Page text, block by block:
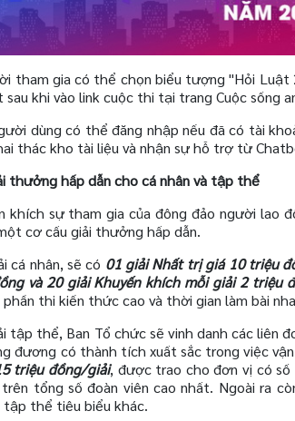
tham gia có thể chọn biểu tượng "Hỏi
khi vào link cuộc thi tại trang Cuộc sống
dùng có thể đăng nhập nếu đã có tài
thác kho tài liệu và nhận sự hỗ trợ từ
thưởng hấp dẫn cho cá nhân và tập thể
khích sự tham gia của đông đảo người lao
cơ cấu giải thưởng hấp dẫn.
cá nhân, sẽ có 01 giải Nhất trị giá 10 triệu
và 20 giải Khuyến khích mỗi giải 2 triệu
phần thi kiến thức cao và thời gian làm bài
tập thể, Ban Tổ chức sẽ vinh danh các liên
đương có thành tích xuất sắc trong việc
triệu đồng/giải, được trao cho đơn vị có
tổng số đoàn viên cao nhất. Ngoài ra
tập thể tiêu biểu khác.